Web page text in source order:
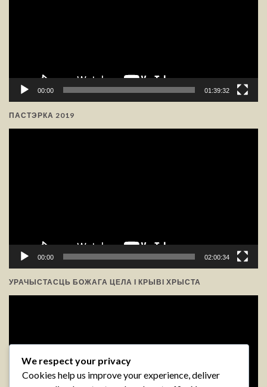
00:00 01:39:32
ПАСТЭРКА 2019
00:00 02:00:34
УРАЧЫСТАСЦЬ БОЖАГА ЦЕЛА І КРЫВІ ХРЫСТА
We respect your privacy
Cookies help us improve your experience, deliver